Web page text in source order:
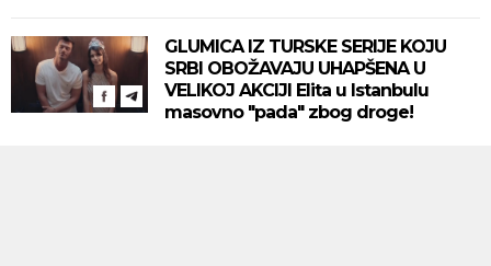
GLUMICA IZ TURSKE SERIJE KOJU
SRBI OBOŽAVAJU UHAPŠENA U
VELIKOJ AKCIJI Elita u Istanbulu
masovno "pada" zbog droge!